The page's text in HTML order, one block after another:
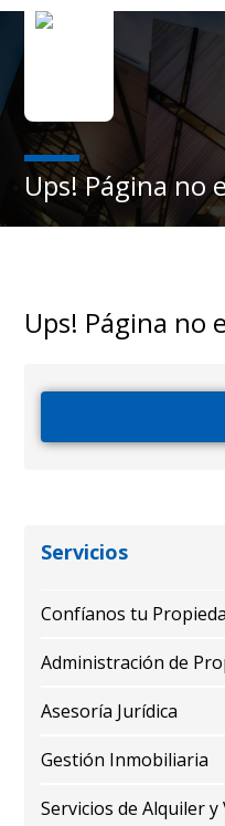
Ups! Página no
Ups! Página no
Servicios
Confíanos tu
Administración de
Asesoría Jurídica
Gestión Inmobiliaria
Servicios de Alquiler y